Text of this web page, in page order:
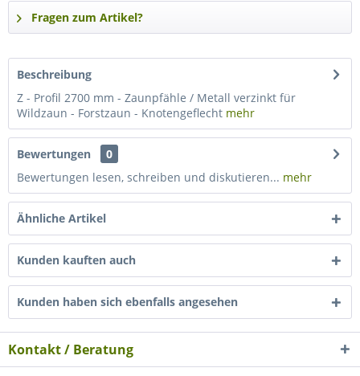
Fragen zum Artikel?
Beschreibung
Z - Profil 2700 mm - Zaunpfähle / Metall verzinkt für
Wildzaun - Forstzaun - Knotengeflecht mehr
Bewertungen
0
Bewertungen lesen, schreiben und diskutieren... mehr
Ähnliche Artikel
Kunden kauften auch
Kunden haben sich ebenfalls angesehen
Kontakt / Beratung